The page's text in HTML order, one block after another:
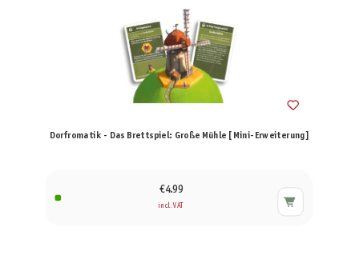
Dorfromatik - Das Brettspiel: Große Mühle [Mini-Erweiterung]
€4.99
incl. VAT